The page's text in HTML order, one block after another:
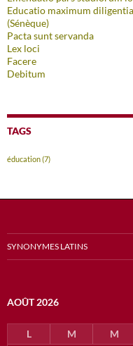
Educatio maximum
(Sénèque)
Pacta sunt servanda
Lex loci
Facere
Debitum
TAGS
éducation(7)
SYNONYMES LATINS
AOÛT 2026
L M M